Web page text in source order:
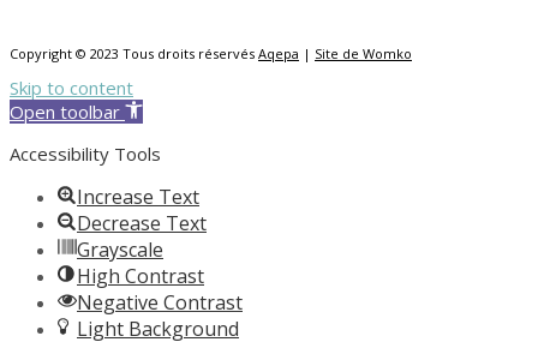
Copyright © 2023 Tous droits réservés Aqepa | Site de Womko
Skip to content
Open toolbar
Accessibility Tools
Increase Text
Decrease Text
Grayscale
High Contrast
Negative Contrast
Light Background